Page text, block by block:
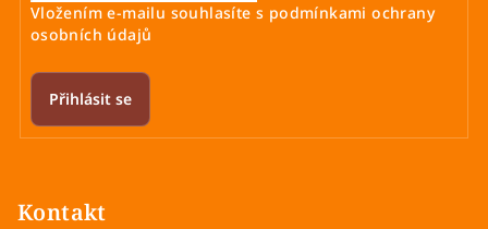
Vložením e-mailu souhlasíte s podmínkami ochrany
osobních údajů
Přihlásit se
Kontakt